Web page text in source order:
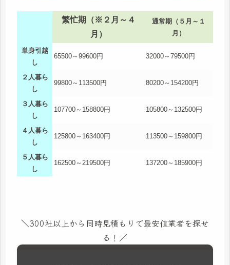
繁忙期（※２月～４
月）
通常期（５月～１
月）
単身引越
し
65500～99600円 32000～79500円
２人暮ら
し
99800～113500円 80200～154200円
３人暮ら
し
107700～158800円 105800～132500円
４人暮ら
し
125800～163400円 113500～159800円
５人暮ら
し
162500～219500円 137200～185900円
＼300社以上から同時見積もりで最安値業者を探せ
る！／